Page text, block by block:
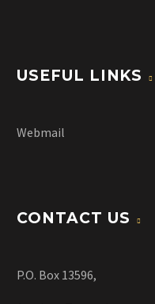
USEFUL LINKS
Webmail
CONTACT US
P.O. Box 13596,